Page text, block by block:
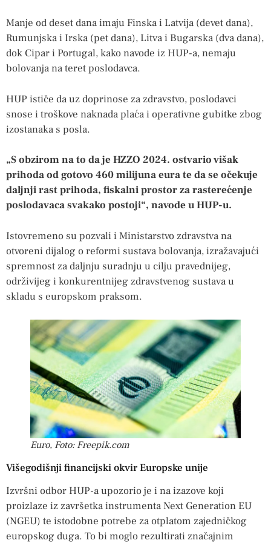
Manje od deset dana imaju Finska i Latvija (devet dana),
Rumunjska i Irska (pet dana), Litva i Bugarska (dva dana),
dok Cipar i Portugal, kako navode iz HUP-a, nemaju
bolovanja na teret poslodavca.
HUP ističe da uz doprinose za zdravstvo, poslodavci
snose i troškove naknada plaća i operativne gubitke zbog
izostanaka s posla.
„S obzirom na to da je HZZO 2024. ostvario višak
prihoda od gotovo 460 milijuna eura te da se očekuje
daljnji rast prihoda, fiskalni prostor za rasterećenje
poslodavaca svakako postoji“, navode u HUP-u.
Istovremeno su pozvali i Ministarstvo zdravstva na
otvoreni dijalog o reformi sustava bolovanja, izražavajući
spremnost za daljnju suradnju u cilju pravednijeg,
održivijeg i konkurentnijeg zdravstvenog sustava u
skladu s europskom praksom.
Euro, Foto: Freepik.com
Višegodišnji financijski okvir Europske unije
Izvršni odbor HUP-a upozorio je i na izazove koji
proizlaze iz završetka instrumenta Next Generation EU
(NGEU) te istodobne potrebe za otplatom zajedničkog
europskog duga. To bi moglo rezultirati značajnim